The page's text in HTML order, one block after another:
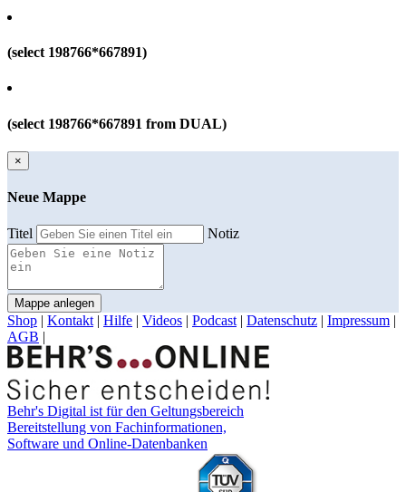
(select 198766*667891)
(select 198766*667891 from DUAL)
×
Neue Mappe
Titel Notiz
Mappe anlegen
Shop | Kontakt | Hilfe | Videos | Podcast | Datenschutz | Impressum |
AGB |
Behr's Digital ist für den Geltungsbereich
Bereitstellung von Fachinformationen,
Software und Online-Datenbanken